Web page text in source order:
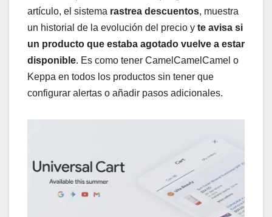
artículo, el sistema rastrea descuentos, muestra
un historial de la evolución del precio y te avisa si
un producto que estaba agotado vuelve a estar
disponible. Es como tener CamelCamelCamel o
Keppa en todos los productos sin tener que
configurar alertas o añadir pasos adicionales.